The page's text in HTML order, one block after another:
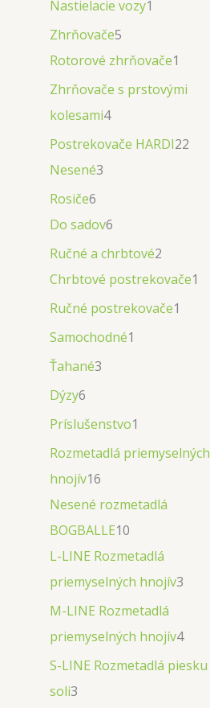
Nastielacie vozy1
Zhrňovače5
Rotorové zhrňovače1
Zhrňovače s prstovými
kolesami4
Postrekovače HARDI22
Nesené3
Rosiče6
Do sadov6
Ručné a chrbtové2
Chrbtové postrekovače1
Ručné postrekovače1
Samochodné1
Ťahané3
Dýzy6
Príslušenstvo1
Rozmetadlá priemyselných
hnojív16
Nesené rozmetadlá
BOGBALLE10
L-LINE Rozmetadlá
priemyselných hnojív3
M-LINE Rozmetadlá
priemyselných hnojív4
S-LINE Rozmetadlá piesku
soli3